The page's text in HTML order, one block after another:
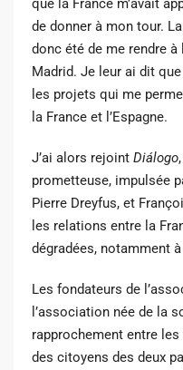
de donner à mon tour.
donc été de me rendre à
Madrid. Je leur ai dit
les projets qui me
la France et l’Espagne.
J’ai alors rejoint Diálogo
prometteuse, impulsée
Pierre Dreyfus, et
les relations entre la
dégradées, notamment à
Les fondateurs de
l’association née de la
rapprochement entre
des citoyens des deux